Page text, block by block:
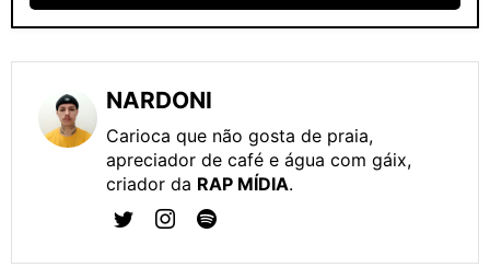
NARDONI
Carioca que não gosta de praia,
apreciador de café e água com gáix,
criador da RAP MÍDIA.